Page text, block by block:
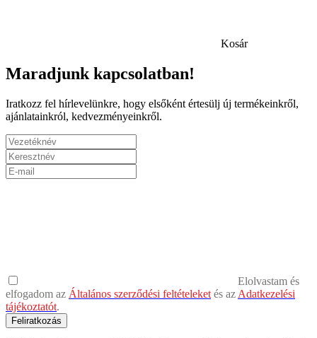
Kosár
Maradjunk kapcsolatban!
Iratkozz fel hírlevelünkre, hogy elsőként értesülj új termékeinkről,
ajánlatainkról, kedvezményeinkről.
Elolvastam és
elfogadom az Általános szerződési feltételeket és az Adatkezelési
tájékoztatót.
Feliratkozás